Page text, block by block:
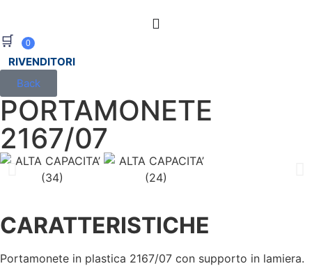
🛒 0
RIVENDITORI
Back
PORTAMONETE
2167/07
CARATTERISTICHE
Portamonete in plastica 2167/07 con supporto in lamiera.